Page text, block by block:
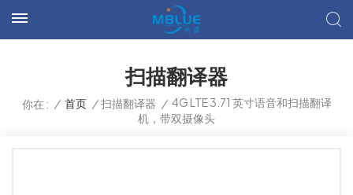
扫描翻译器
你在 : / 首页 / 扫描翻译器 / 4G LTE 3.71 英寸语音和扫描翻译
机，带双摄像头